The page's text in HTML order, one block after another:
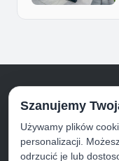
Produkty
Szanujemy
Używamy plików
personalizacji.
odrzucić je lub